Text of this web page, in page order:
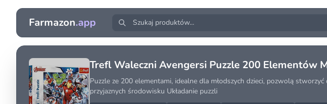
Farmazon.app
Trefl Waleczni Avengersi Puzzle 200 Elementów
Puzzle ze 200 elementami, idealne dla młodszych dzieci, pozwolą
przyjaznych środowisku Układanie puzzli